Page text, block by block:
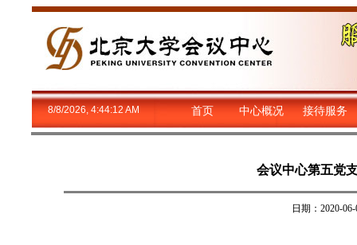
8/8/2026, 4:44:13 AM 首页 中心概况 接待服务
会议中心第五党
日期：2020-